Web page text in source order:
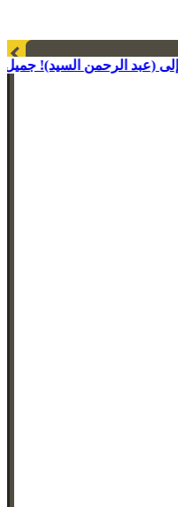
الرحمن السيد)! جميل؛ ولكن